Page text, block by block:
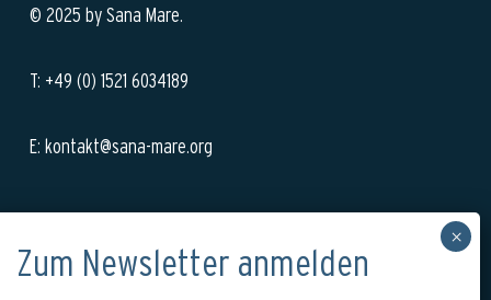
© 2025 by Sana Mare.
T: +49 (0) 1521 6034189
E: kontakt@sana-mare.org